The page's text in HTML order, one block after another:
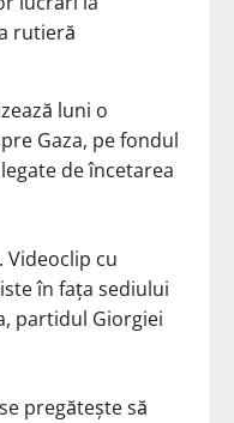
rutieră
luni o
Gaza, pe fondul
de încetarea
Videoclip cu
în fața sediului
partidul Giorgiei
pregăteşte să